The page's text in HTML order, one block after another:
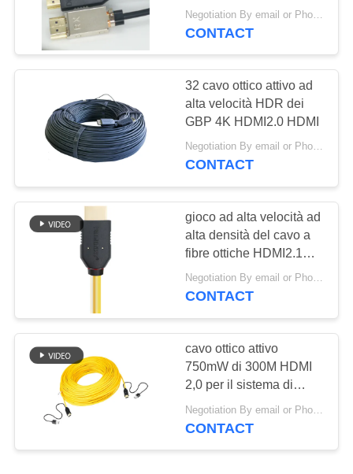
SITO
POLICY
4 4 18Gbps
Negotiation By email or Phone Call MOQ:Dire di MOQ è 10pcs
CONTACT
32 cavo ottico attivo ad
alta velocità HDR dei
GBP 4K HDMI2.0 HDMI
Negotiation By email or Phone Call MOQ:Il detto di MOQ è 10pcs
CONTACT
gioco ad alta velocità ad
alta densità del cavo a
fibre ottiche HDMI2.1
AOC di 48Gbps 8K ultra
Negotiation By email or Phone Call MOQ:Il detto di MOQ è 10pcs
CONTACT
cavo ottico attivo
750mW di 300M HDMI
2,0 per il sistema di
segnale di avoirdupois
CONTACT